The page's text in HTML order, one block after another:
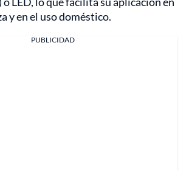
y en el uso doméstico.
PUBLICIDAD